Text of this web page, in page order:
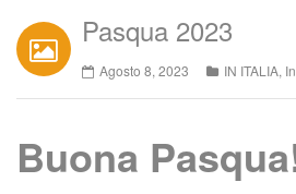
Pasqua 2023
Agosto 8, 2023 IN ITALIA,
Buona